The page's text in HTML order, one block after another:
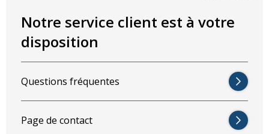
Notre service client est à votre
disposition
Questions fréquentes
Page de contact